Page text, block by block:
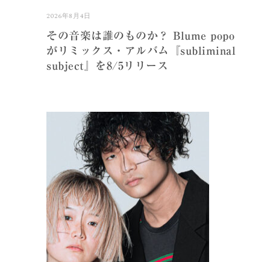
2026年8月4日
その音楽は誰のものか？ Blume popo
がリミックス・アルバム『subliminal
subject』を8/5リリース